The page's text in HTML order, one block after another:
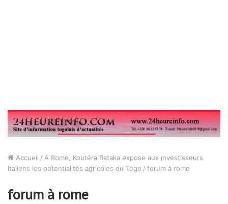
Accueil / A Rome, Koutéra Bataka expose aux investisseurs
Italiens les potentialités agricoles du Togo / forum à rome
forum à rome